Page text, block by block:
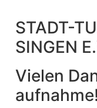
STADT-
SINGEN
Vielen
aufnahme!